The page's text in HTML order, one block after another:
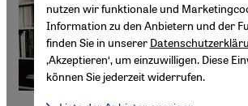
nutzen wir funktionale und
Information zu den Anbietern und der
finden Sie in unserer
‚Akzeptieren‘, um einzuwilligen. Diese
können Sie jederzeit widerrufen.